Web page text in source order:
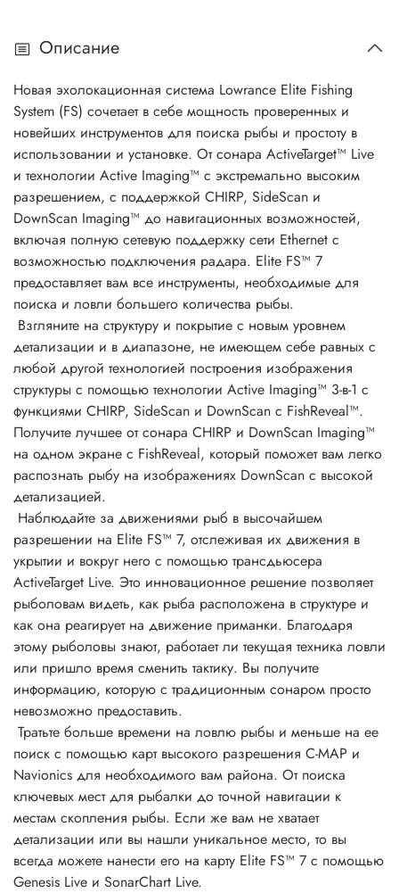
Описание
Новая эхолокационная система Lowrance Elite Fishing
System (FS) сочетает в себе мощность проверенных и
новейших инструментов для поиска рыбы и простоту в
использовании и установке. От сонара ActiveTarget™ Live
и технологии Active Imaging™ с экстремально высоким
разрешением, с поддержкой CHIRP, SideScan и
DownScan Imaging™ до навигационных возможностей,
включая полную сетевую поддержку сети Ethernet с
возможностью подключения радара. Elite FS™ 7
предоставляет вам все инструменты, необходимые для
поиска и ловли большего количества рыбы.
Взгляните на структуру и покрытие с новым уровнем
детализации и в диапазоне, не имеющем себе равных с
любой другой технологией построения изображения
структуры с помощью технологии Active Imaging™ 3-в-1 с
функциями CHIRP, SideScan и DownScan с FishReveal™.
Получите лучшее от сонара CHIRP и DownScan Imaging™
на одном экране с FishReveal, который поможет вам легко
распознать рыбу на изображениях DownScan с высокой
детализацией.
Наблюдайте за движениями рыб в высочайшем
разрешении на Elite FS™ 7, отслеживая их движения в
укрытии и вокруг него с помощью трансдьюсера
ActiveTarget Live. Это инновационное решение позволяет
рыболовам видеть, как рыба расположена в структуре и
как она реагирует на движение приманки. Благодаря
этому рыболовы знают, работает ли текущая техника ловли
или пришло время сменить тактику. Вы получите
информацию, которую с традиционным сонаром просто
невозможно предоставить.
Тратьте больше времени на ловлю рыбы и меньше на ее
поиск с помощью карт высокого разрешения C-MAP и
Navionics для необходимого вам района. От поиска
ключевых мест для рыбалки до точной навигации к
местам скопления рыбы. Если же вам не хватает
детализации или вы нашли уникальное место, то вы
всегда можете нанести его на карту Elite FS™ 7 с помощью
Genesis Live и SonarChart Live.